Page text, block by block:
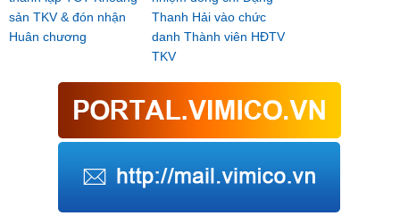
sản TKV & đón nhận
Huân chương
Thanh Hải vào chức
danh Thành viên HĐTV
TKV